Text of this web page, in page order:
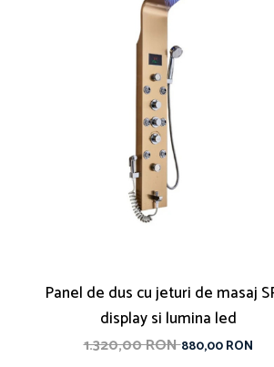
Panel de dus cu jeturi de masaj SPA,
display si lumina led
1.320,00 RON880,00 RON